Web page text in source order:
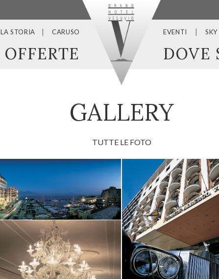
LA STORIA CARUSO EVENTI
OFFERTE DOVE
GALLERY
TUTTE LE FOTO